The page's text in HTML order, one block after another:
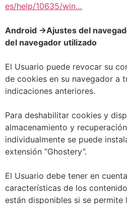
es/help/10635/win…
Android ->Ajustes del
del navegador utilizado
El Usuario puede revocar su
de cookies en su navegador a
indicaciones anteriores.
Para deshabilitar cookies y
almacenamiento y
individualmente se puede
extensión “Ghostery”.
El Usuario debe tener en
características de los
están disponibles si se permite